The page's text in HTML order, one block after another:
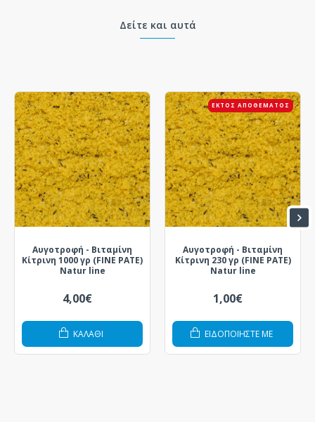
Δείτε και αυτά
Αυγοτροφή - Βιταμίνη
Κίτρινη 1000 γρ (FINE PATE)
Natur line
4,00€
ΚΑΛΆΘΙ
ΕΚΤΌΣ ΑΠΟΘΈΜΑΤΟΣ
Αυγοτροφή - Βιταμίνη
Κίτρινη 230 γρ (FINE PATE)
Natur line
1,00€
ΕΙΔΟΠΟΙΗΣΤΕ ΜΕ